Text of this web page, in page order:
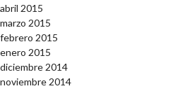
abril 2015
marzo 2015
febrero 2015
enero 2015
diciembre 2014
noviembre 2014